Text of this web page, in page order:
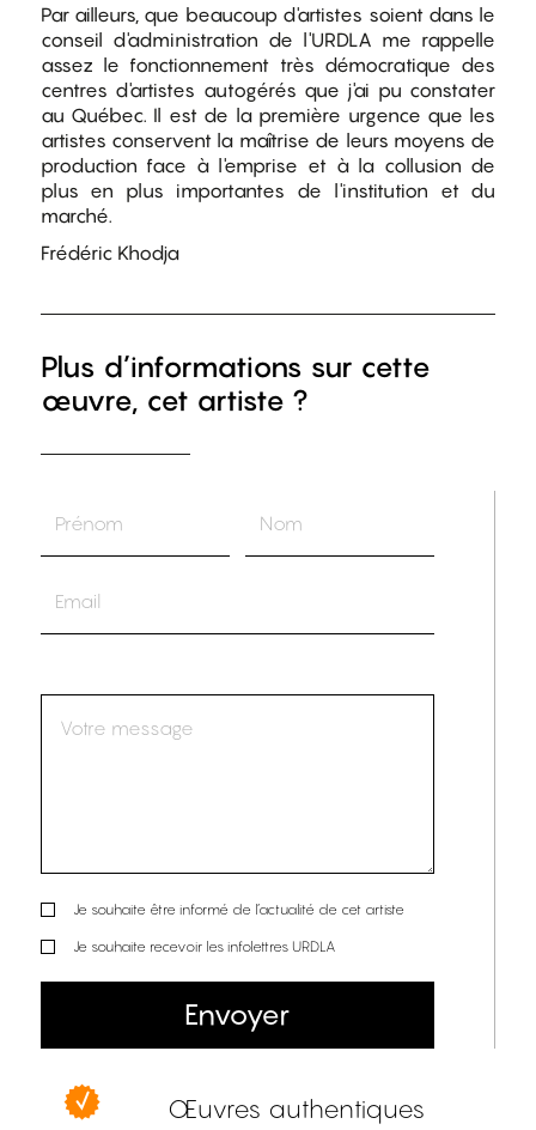
Par ailleurs, que beaucoup d'artistes soient dans le
conseil d'administration de l'URDLA me rappelle
assez le fonctionnement très démocratique des
centres d'artistes autogérés que j'ai pu constater
au Québec. Il est de la première urgence que les
artistes conservent la maîtrise de leurs moyens de
production face à l'emprise et à la collusion de
plus en plus importantes de l'institution et du
marché.
Frédéric Khodja
Plus d’informations sur cette
œuvre, cet artiste ?
Je souhaite être informé de l’actualité de cet artiste
Je souhaite recevoir les infolettres URDLA
Envoyer
Œuvres authentiques